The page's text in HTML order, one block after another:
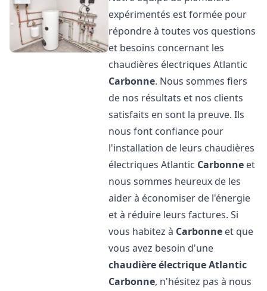
expérimentés est formée pour
répondre à toutes vos questions
et besoins concernant les
chaudières électriques Atlantic
Carbonne. Nous sommes fiers
de nos résultats et nos clients
satisfaits en sont la preuve. Ils
nous font confiance pour
l'installation de leurs chaudières
électriques Atlantic Carbonne et
nous sommes heureux de les
aider à économiser de l'énergie
et à réduire leurs factures. Si
vous habitez à Carbonne et que
vous avez besoin d'une
chaudière électrique Atlantic
Carbonne, n'hésitez pas à nous